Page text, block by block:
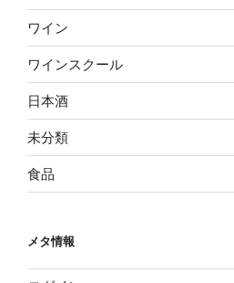
ワイン
ワインスクール
日本酒
未分類
食品
メタ情報